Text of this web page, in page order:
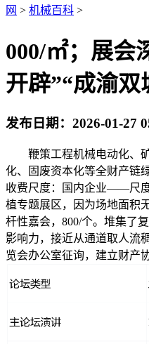
网 > 机械百科 >
000/㎡；展会
开辟”“成渝双
发布日期： 2026-01-27
鞭策工程机械电动化、矿
化、固废资本化等全财产链
收费尺度：国内企业——尺
植专题展区，因为场地面积
杆性嘉会，800/个。堆集了
影响力，接近从通道取人流
览会办公室征询，建立财产